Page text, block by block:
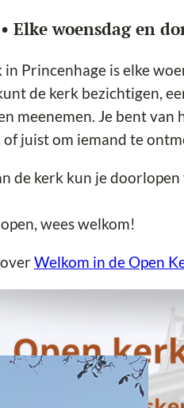
Elke woensdag en
in Princenhage is elke
de kerk bezichtigen,
meenemen. Je bent
of juist om iemand te
de kerk kun je
wees welkom!
Welkom in de Open